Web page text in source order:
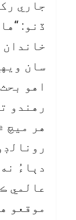
جاري
ڏنو:
سان
اهو
رهندو
هر ميچ
دٻاءُ
عالمي
موقعو